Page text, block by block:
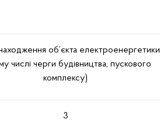
об’єкта електроенергетики
числі черги будівництва, пускового
комплексу)
3